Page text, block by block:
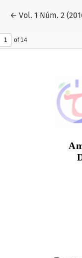
← Volver a los
Vol. 1 Núm. 2